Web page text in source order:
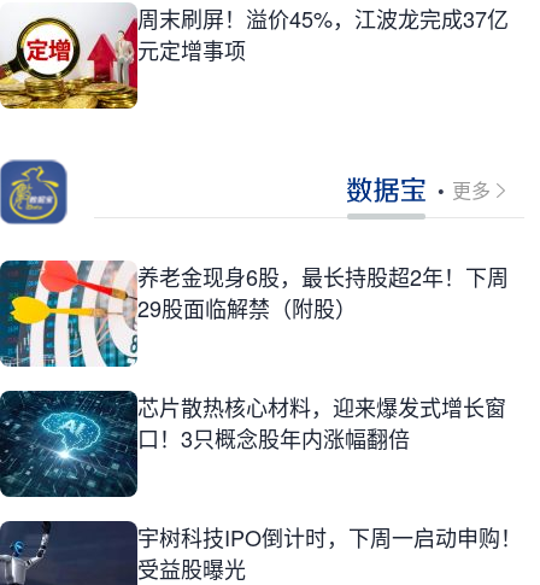
周末刷屏！溢价45%，江波龙完成37亿
元定增事项
更多
养老金现身6股，最长持股超2年！下周
29股面临解禁（附股）
芯片散热核心材料，迎来爆发式增长窗
口！3只概念股年内涨幅翻倍
宇树科技IPO倒计时，下周一启动申购！
受益股曝光